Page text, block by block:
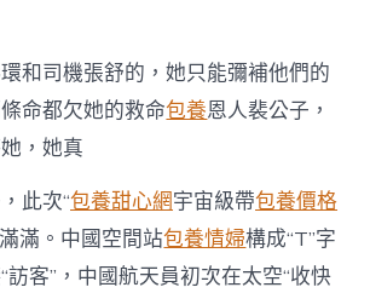
和司機張舒的，她只能彌補他們的
命都欠她的救命包養恩人裴公子，
，她真
此次“包養甜心網宇宙級帶包養價格
滿。中國空間站包養情婦構成“T”字
訪客”，中國航天員初次在太空“收快